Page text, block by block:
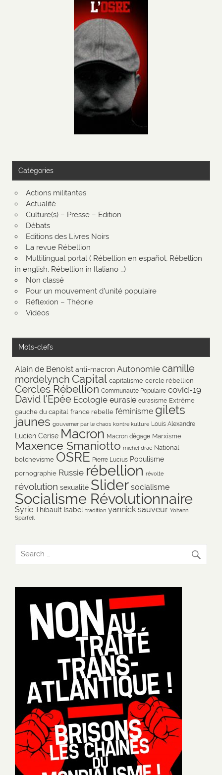
Catégories
Actions militantes
Actualité
Culture(s) – Presse – Edition
Débats
Editions des Livres Noirs
La revue Rébellion
Multilingual portal ( Rébellion en español, Rébellion
in english, Rébellion in Italiano …)
Non classé
Pour un mouvement d'unité populaire
Réflexion – Théorie
Vidéos
Mots-clefs
Alain de Benoist anti-macron Autonomie camille
mordelynch Capital capitalisme cercle rébellion
Cercles Rébellion Communauté Populaire covid-19
David l'Epée Ecologie eurasie eurasisme Extrême
gauche du capital france rebelle féminisme gilets
jaunes gouverner par le chaos kontre kulture Louis Alexandre
Lucien Cerise Macron Macron dégage Marxisme
Maxence Smaniotto michel drac National
bolchevisme OSRE Pierre Lucius Populisme
pornographie Russie rébellion révolte
révolution sexualité Slider socialisme
Socialisme Révolutionnaire
Syrie Thibault Isabel tradition yannick sauveur Yohann
Sparfell